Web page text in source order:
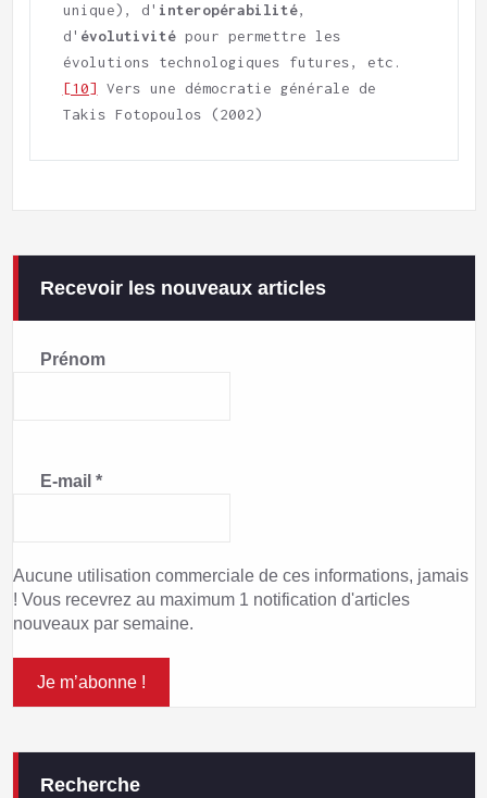
unique), d' interopérabilité,
d' évolutivité pour permettre les
[10] Vers une démocratie générale de
Takis Fotopoulos (2002)
Recevoir les nouveaux articles
Prénom
E-mail *
Aucune utilisation commerciale de ces informations, jamais
! Vous recevrez au maximum 1 notification d'articles
nouveaux par semaine.
Recherche